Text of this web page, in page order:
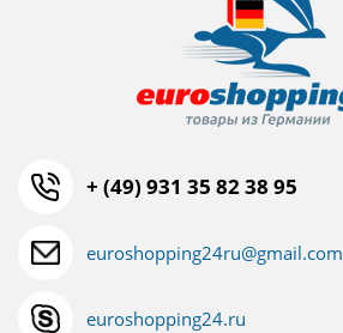
+ (49) 931 35 82 38 95
euroshopping24ru@gmail.com
euroshopping24.ru